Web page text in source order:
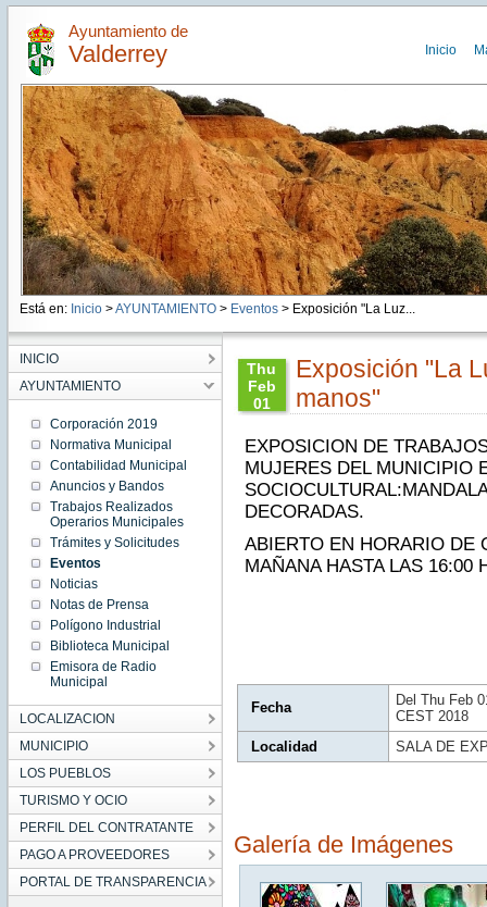
Ayuntamiento de
Valderrey Inicio
Está en: Inicio >AYUNTAMIENTO> Eventos> Exposición "La Luz...
INICIO
AYUNTAMIENTO
Corporación 2019
Normativa Municipal
Contabilidad Municipal
Anuncios y Bandos
Trabajos Realizados
Operarios Municipales
Trámites y Solicitudes
Eventos
Noticias
Notas de Prensa
Polígono Industrial
Biblioteca Municipal
Emisora de Radio
Municipal
LOCALIZACION
MUNICIPIO
LOS PUEBLOS
TURISMO Y OCIO
PERFIL DEL CONTRATANTE
PAGO A PROVEEDORES
PORTAL DE TRANSPARENCIA
Thu
Feb
01
CET
2018
Thu
Feb 01
14:00:00
CET
Thu Feb
01
14:00:00
CET
Exposición "La
manos"
EXPOSICION DE
MUJERES DEL MUNICIPIO
DECORADAS.
ABIERTO EN HORARIO DE
MAÑANA HASTA LAS 16:00
Fecha
Del Thu Feb
CEST 2018
Localidad
SALA DE
Galería de Imágenes